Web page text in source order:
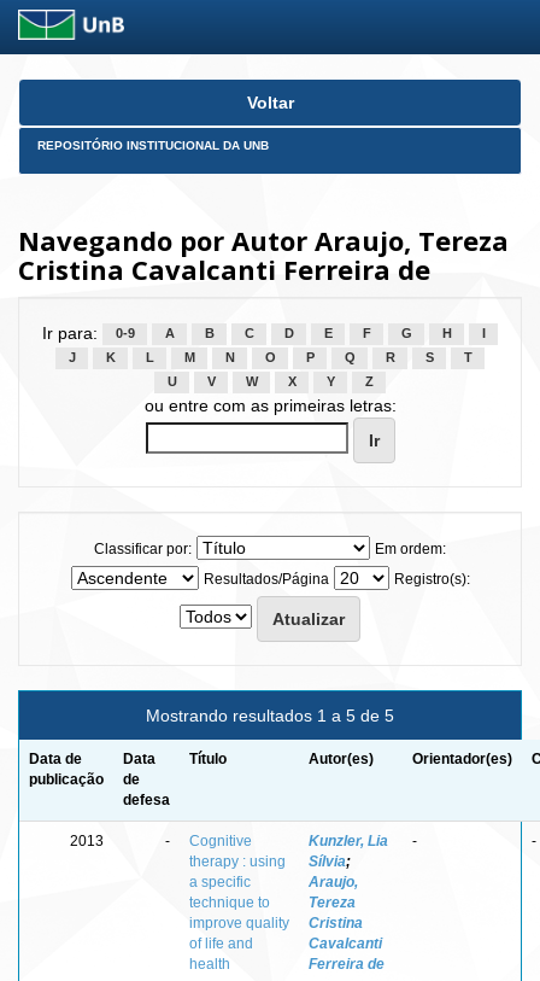
Skip
Voltar
REPOSITÓRIO INSTITUCIONAL DA UNB
Navegando por Autor Araujo, Tereza
Cristina Cavalcanti Ferreira de
Ir para: 0-9 A B C D E F G H
J
K L M N O P Q R S
T
U
V W X Y Z
ou entre com as primeiras letras:
Classificar por:
Em ordem:
Resultados/Página
Registro(s):
Mostrando resultados 1 a 5 de 5
Data de
publicação
Data
de
defesa
Título Autor(es) Orientador(es)
2013 -
Cognitive
therapy : using
a specific
technique to
improve quality
of life and
health
Kunzler, Lia
Sílvia;
Araujo,
Tereza
Cristina
Cavalcanti
Ferreira de
- -